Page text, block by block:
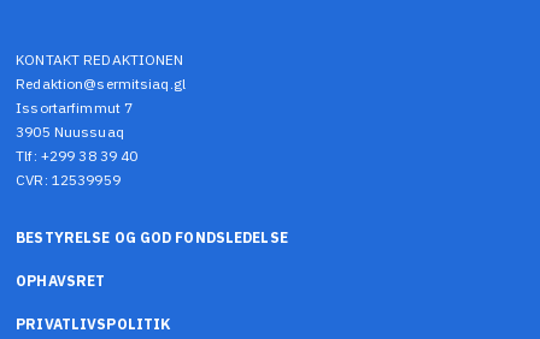
KONTAKT REDAKTIONEN
Redaktion@sermitsiaq.gl
Issortarfimmut 7
3905 Nuussuaq
Tlf: +299 38 39 40
CVR: 12539959
BESTYRELSE OG GOD FONDSLEDELSE
OPHAVSRET
PRIVATLIVSPOLITIK